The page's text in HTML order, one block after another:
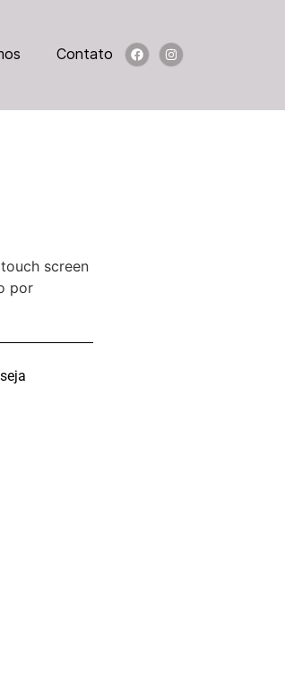
Contato
screen
por